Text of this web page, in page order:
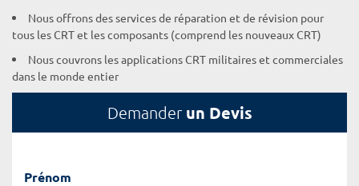
Nous offrons des services de réparation et de révision pour
tous les CRT et les composants (comprend les nouveaux CRT)
Nous couvrons les applications CRT militaires et commerciales
dans le monde entier
Demander un Devis
Prénom